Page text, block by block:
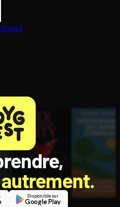
dans Disponible sur
Google Play